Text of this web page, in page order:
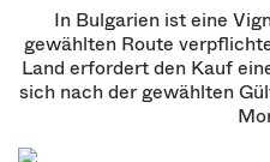
In Bulgarien ist eine
gewählten Route
Land erfordert den Kauf
sich nach der gewählten